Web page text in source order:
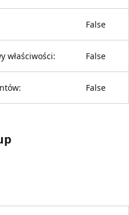
False
właściwości: False
False